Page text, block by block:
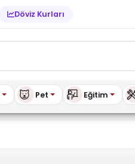
Döviz Kurları
Pet Eğitim